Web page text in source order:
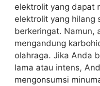
elektrolit yang dapat
elektrolit yang hilang
berkeringat. Namun,
mengandung
olahraga. Jika Anda
lama atau intens,
mengonsumsi